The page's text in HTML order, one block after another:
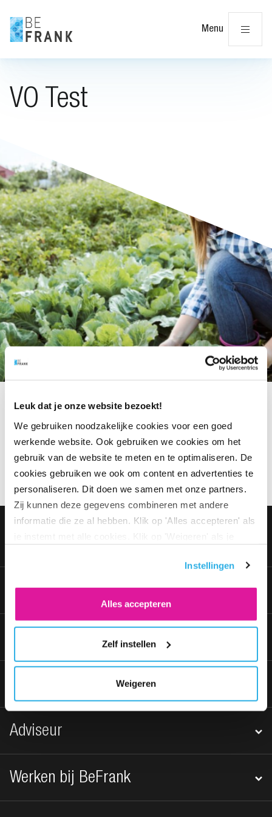
Leuk dat je onze website bezoekt!
We gebruiken noodzakelijke cookies voor een goed
werkende website. Ook gebruiken we cookies om het
gebruik van de website te meten en te optimaliseren. De
cookies gebruiken we ook om content en advertenties te
personaliseren. Dit doen we samen met onze partners.
Zij kunnen deze gegevens combineren met andere
informatie die ze al hebben. Klik op 'Alles accepteren' als
vind je meer informatie. Je kunt altijd je toestemming
Instellingen
Alles accepteren
Zelf instellen
Weigeren
Menu
VO Test
Home VO Test
Werknemer
Klantenservice
Adviseur
Werken bij BeFrank